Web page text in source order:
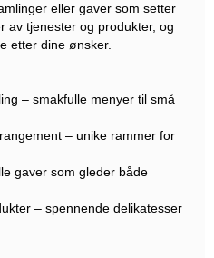
eller gaver som setter
av tjenester og produkter, og
etter dine ønsker.
– smakfulle menyer til små
– unike rammer for
gaver som gleder både
– spennende delikatesser